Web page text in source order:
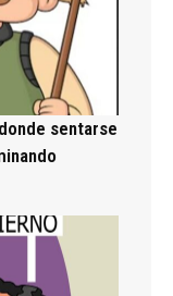
sentarse